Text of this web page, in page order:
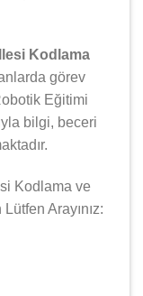
Kodlama
görev
Eğitimi
bilgi, beceri
Kodlama ve
Arayınız: